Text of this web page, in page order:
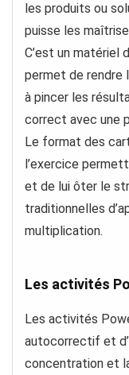
les produits ou
puisse les
C’est un matériel
permet de rendre
à pincer les
correct avec une
Le format des
l’exercice
et de lui ôter le
traditionnelles
multiplication.
Les activités
Les activités
autocorrectif et
concentration et